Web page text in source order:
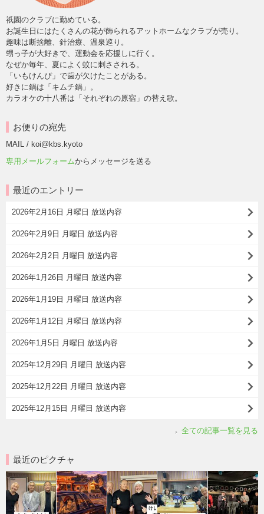
祇園のクラブに勤めている。
お誕生日にはたくさんの花が飾られるアットホームなクラブが売り。
趣味は断捨離、針治療、温泉巡り。
甥っ子が大好きで、運動会を応援しに行く。
なぜか毎年、夏によく蚊に刺さされる。
「いもけんぴ」で歯が欠けたことがある。
好きに鍋は「キムチ鍋」。
カラオケの十八番は「それぞれの原宿」の替え歌。
お便りの宛先
MAIL / koi@kbs.kyoto
専用メールフォームからメッセージを送る
最近のエントリー
2026年2月16日 月曜日 放送内容
2026年2月9日 月曜日 放送内容
2026年2月2日 月曜日 放送内容
2026年1月26日 月曜日 放送内容
2026年1月19日 月曜日 放送内容
2026年1月12日 月曜日 放送内容
2026年1月5日 月曜日 放送内容
2025年12月29日 月曜日 放送内容
2025年12月22日 月曜日 放送内容
2025年12月15日 月曜日 放送内容
全ての記事一覧を見る
最近のピクチャ